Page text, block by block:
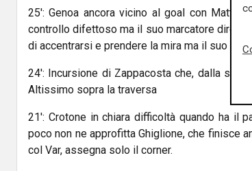
25': Genoa ancora vicino al goal con Mattia
controllo difettoso ma il suo marcatore diretto
di accentrarsi e prendere la mira ma il suo
24': Incursione di Zappacosta che, dalla
Altissimo sopra la traversa
21': Crotone in chiara difficoltà quando ha il
poco non ne approfitta Ghiglione, che finisce
col Var, assegna solo il corner.